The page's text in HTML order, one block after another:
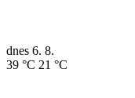
dnes 6. 8.
39 °C 21 °C